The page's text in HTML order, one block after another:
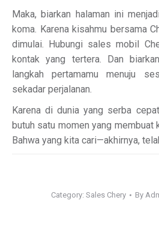
Maka, biarkan halaman ini
koma. Karena kisahmu bersama
dimulai. Hubungi sales mobil
kontak yang tertera. Dan
langkah pertamamu menuju
sekadar perjalanan.
Karena di dunia yang serba
butuh satu momen yang membuat
Bahwa yang kita cari—akhirnya,
Category: Sales Chery By